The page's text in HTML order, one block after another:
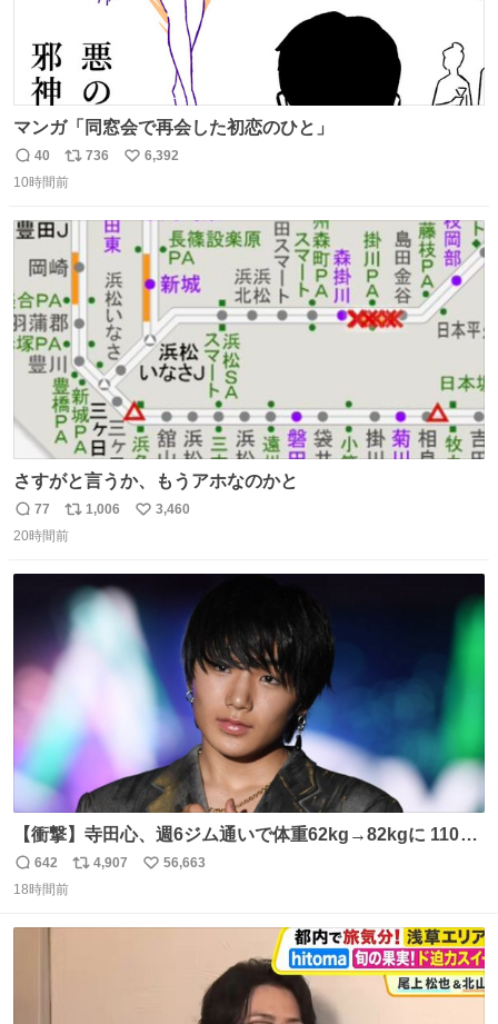
マンガ「同窓会で再会した初恋のひと」
返
信
40
リ
ポ
ト
数
736
い
6,392
10時間前
さすがと言うか、もうアホなのかと
返
信
77
リ
ポ
ト
数
1,006
い
3,460
20時間前
【衝撃】寺田心、週6ジム通いで体重62kg→82kgに 110kg
のベンチプレス持ち上げる姿披露
news.livedoor.com/article/detail… 元々自重のみだった
のためおにぎり10個、ゼリー飲料3～4本、パスタと毎日4
千kcalオーバーの食事を摂取し、増量したという。
返
信
642
リ
4,907
い
56,663
18時間前